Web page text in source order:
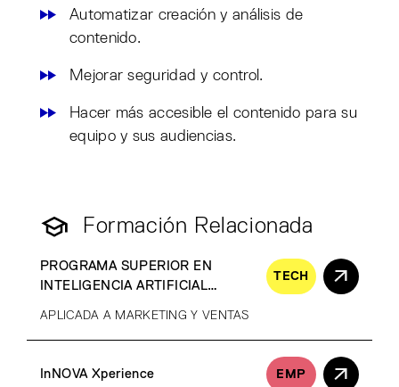
Automatizar creación y análisis de
contenido.
Mejorar seguridad y control.
Hacer más accesible el contenido para su
equipo y sus audiencias.
Formación Relacionada
PROGRAMA SUPERIOR EN
INTELIGENCIA ARTIFICIAL
TECH
APLICADA A MARKETING Y VENTAS
InNOVA Xperience EMP